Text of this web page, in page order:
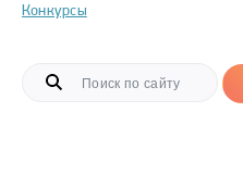
Конкурсы